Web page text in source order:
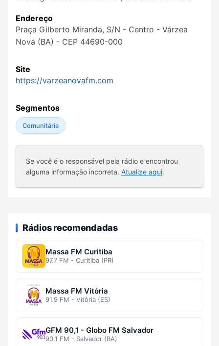
Endereço
Praça Gilberto Miranda, S/N - Centro - Várzea
Nova (BA) - CEP 44690-000
Site
https://varzeanovafm.com
Segmentos
Comunitária
Se você é o responsável pela rádio e encontrou
alguma informação incorreta. Atualize aqui.
Rádios recomendadas
Massa FM Curitiba
97.7 FM - Curitiba (PR)
Massa FM Vitória
91.9 FM - Vitória (ES)
GFM 90,1 - Globo FM Salvador
90.1 FM - Salvador (BA)